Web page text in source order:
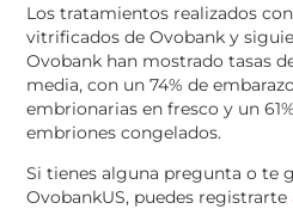
Los tratamientos realizados
vitrificados de Ovobank y
Ovobank han mostrado tasas
media, con un 74% de
embrionarias en fresco y un
embriones congelados.
Si tienes alguna pregunta o te
OvobankUS, puedes registrarte